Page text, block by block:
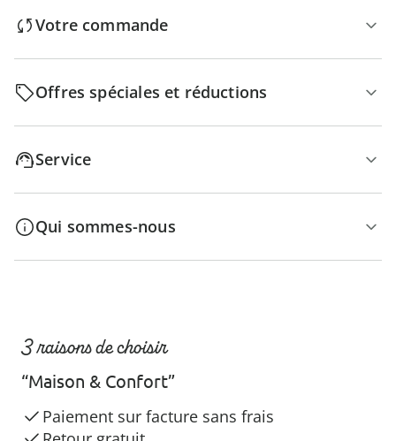
Votre commande
Offres spéciales et réductions
Service
Qui sommes-nous
3 raisons de choisir
“Maison & Confort”
Paiement sur facture sans frais